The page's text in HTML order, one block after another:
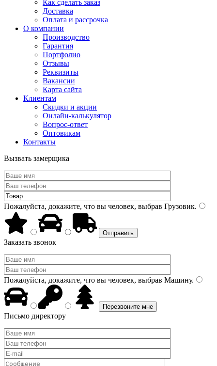
Как сделать заказ
Доставка
Оплата и рассрочка
О компании
Производство
Гарантия
Портфолио
Отзывы
Реквизиты
Вакансии
Карта сайта
Клиентам
Скидки и акции
Онлайн-калькулятор
Вопрос-ответ
Оптовикам
Контакты
Вызвать замерщика
Пожалуйста, докажите, что вы человек, выбрав Грузовик.
Заказать звонок
Пожалуйста, докажите, что вы человек, выбрав Машину.
Письмо директору